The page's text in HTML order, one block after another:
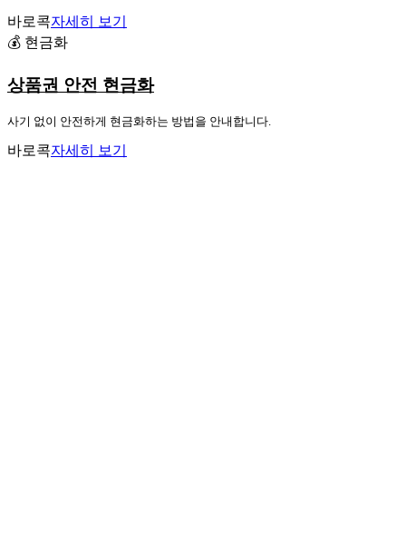
바로콕자세히 보기
💰 현금화
상품권 안전 현금화
사기 없이 안전하게 현금화하는 방법을 안내합니다.
바로콕자세히 보기